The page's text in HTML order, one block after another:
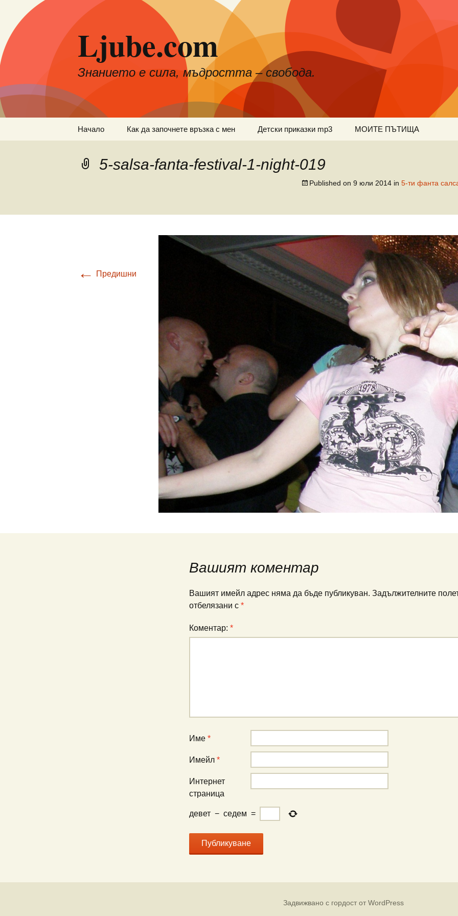
съдържанието
Ljube.com
Знанието е сила, мъдростта – свобода.
Начало Как да започнете връзка с мен Детски приказки mp3 МОИТЕ ПЪТИЩА
5-salsa-fanta-festival-1-night-019
Published on 9 юли 2014 in 5-ти фанта
← Предишни
Вашият коментар
Вашият имейл адрес няма да бъде публикуван. Задължителните
отбелязани с *
Коментар: *
Име *
Имейл *
Интернет
страница
девет − седем =
Задвижвано с гордост от WordPress